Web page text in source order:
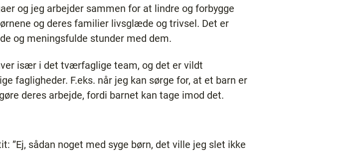
og jeg arbejder sammen for at lindre og forbygge
og deres familier livsglæde og trivsel. Det er
og meningsfulde stunder med dem.
især i det tværfaglige team, og det er vildt
fagligheder. F.eks. når jeg kan sørge for, at et barn er
deres arbejde, fordi barnet kan tage imod det.
”Ej, sådan noget med syge børn, det ville jeg slet ikke